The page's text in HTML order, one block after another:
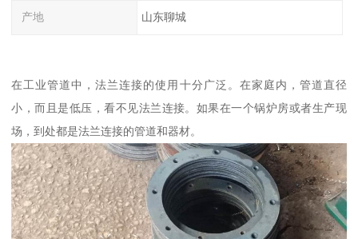
产地 山东聊城
在工业管道中，法兰连接的使用十分广泛。在家庭内，管道直径
小，而且是低压，看不见法兰连接。如果在一个锅炉房或者生产现
场，到处都是法兰连接的管道和器材。